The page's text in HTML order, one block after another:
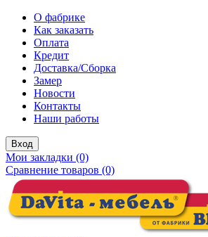
О фабрике
Как заказать
Оплата
Кредит
Доставка/Сборка
Замер
Новости
Контакты
Наши работы
Вход
Мои закладки (0)
Сравнение товаров (0)